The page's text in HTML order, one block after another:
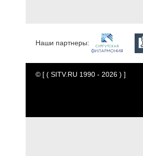
Наши партнеры:
© [ ( SITV.RU 1990 - 2026 ) ]